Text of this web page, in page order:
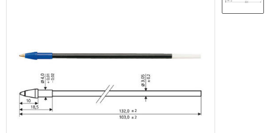
für Livescribe Digital Pen
für Digital Pen
und Markierminen